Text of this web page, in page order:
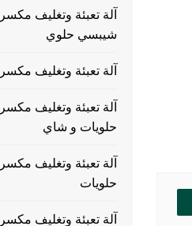
آلة تعبئة وتغليف
شيبسي حلوي
آلة تعبئة وتغليف
آلة تعبئة وتغليف
حلويات و شاي
آلة تعبئة وتغليف
حلويات
آلة تعبئة وتغليف